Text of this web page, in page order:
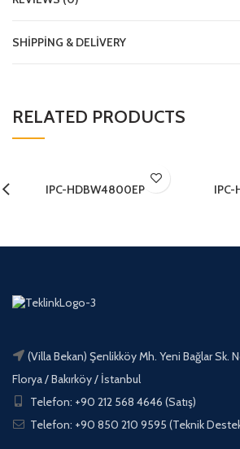
SHIPPING & DELIVERY
RELATED PRODUCTS
IPC-HDBW4800EP IPC-
(Villa Bekan) Şenlikköy Mh. Yeni Bağlar Sk.
Florya / Bakırköy / İstanbul
Telefon: +90 212 568 4646 (Satış)
Telefon: +90 850 210 9595 (Teknik